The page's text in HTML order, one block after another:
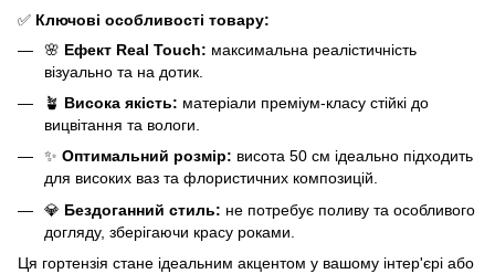
✅ Ключові особливості товару:
🌸 Ефект Real Touch: максимальна реалістичність
візуально та на дотик.
🪴 Висока якість: матеріали преміум-класу стійкі до
вицвітання та вологи.
✨ Оптимальний розмір: висота 50 см ідеально підходить
для високих ваз та флористичних композицій.
💎 Бездоганний стиль: не потребує поливу та особливого
догляду, зберігаючи красу роками.
Ця гортензія стане ідеальним акцентом у вашому інтер'єрі або